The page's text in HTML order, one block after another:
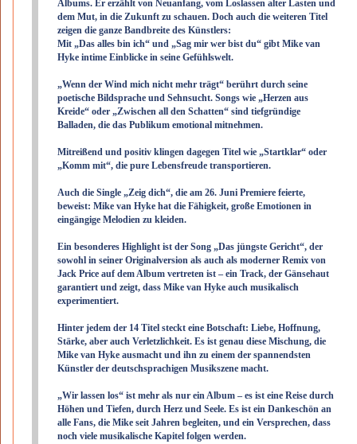
Albums. Er erzählt von Neuanfang, vom Loslassen alter Lasten und
dem Mut, in die Zukunft zu schauen. Doch auch die weiteren Titel
zeigen die ganze Bandbreite des Künstlers:
Mit „Das alles bin ich“ und „Sag mir wer bist du“ gibt Mike van
Hyke intime Einblicke in seine Gefühlswelt.
„Wenn der Wind mich nicht mehr trägt“ berührt durch seine
poetische Bildsprache und Sehnsucht. Songs wie „Herzen aus
Kreide“ oder „Zwischen all den Schatten“ sind tiefgründige
Balladen, die das Publikum emotional mitnehmen.
Mitreißend und positiv klingen dagegen Titel wie „Startklar“ oder
„Komm mit“, die pure Lebensfreude transportieren.
Auch die Single „Zeig dich“, die am 26. Juni Premiere feierte,
beweist: Mike van Hyke hat die Fähigkeit, große Emotionen in
eingängige Melodien zu kleiden.
Ein besonderes Highlight ist der Song „Das jüngste Gericht“, der
sowohl in seiner Originalversion als auch als moderner Remix von
Jack Price auf dem Album vertreten ist – ein Track, der Gänsehaut
garantiert und zeigt, dass Mike van Hyke auch musikalisch
experimentiert.
Hinter jedem der 14 Titel steckt eine Botschaft: Liebe, Hoffnung,
Stärke, aber auch Verletzlichkeit. Es ist genau diese Mischung, die
Mike van Hyke ausmacht und ihn zu einem der spannendsten
Künstler der deutschsprachigen Musikszene macht.
„Wir lassen los“ ist mehr als nur ein Album – es ist eine Reise durch
Höhen und Tiefen, durch Herz und Seele. Es ist ein Dankeschön an
alle Fans, die Mike seit Jahren begleiten, und ein Versprechen, dass
noch viele musikalische Kapitel folgen werden.